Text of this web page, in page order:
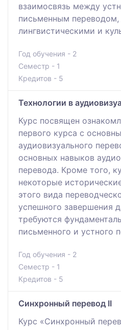
взаимосвязь между
письменным
лингвистическими и
Год обучения - 2
Семестр - 1
Кредитов - 5
Технологии в
Курс посвящен
первого курса с
аудиовизуального
основных навыков
перевода. Кроме того,
некоторые
этого вида
успешного завершения
требуются
письменного и устного
Год обучения - 2
Семестр - 1
Кредитов - 5
Синхронный перевод II
Курс «Синхронный